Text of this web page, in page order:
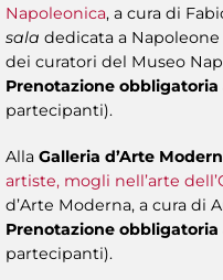
Napoleonica, a cura di
sala dedicata a
dei curatori del Museo
Prenotazione
partecipanti).
Alla Galleria d’Arte
artiste, mogli nell’arte
d’Arte Moderna, a cura di
Prenotazione
partecipanti).